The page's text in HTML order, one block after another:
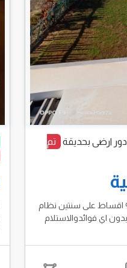
تم
الدفع 50% مقدم و50% اقساط على سنتين نظام
اي فوائدوالاستلام